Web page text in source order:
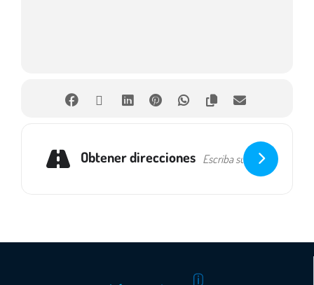
Obtener direcciones